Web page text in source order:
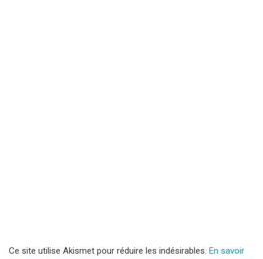
Ce site utilise Akismet pour réduire les indésirables. En savoir